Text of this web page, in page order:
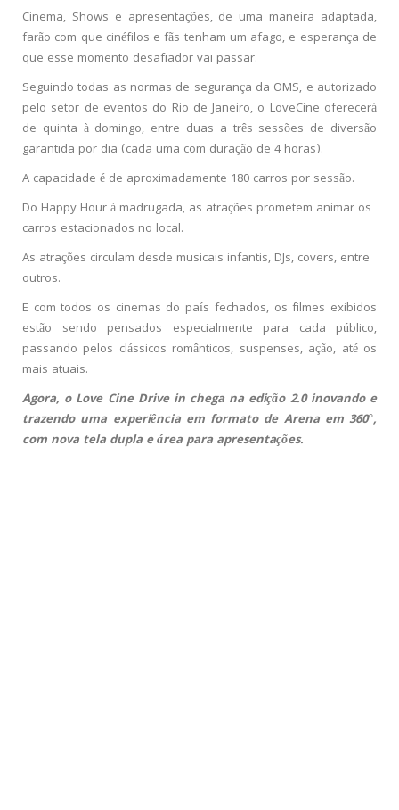
Cinema, Shows e apresentações, de uma maneira adaptada,
farão com que cinéfilos e fãs tenham um afago, e esperança de
que esse momento desafiador vai passar.
Seguindo todas as normas de segurança da OMS, e autorizado
pelo setor de eventos do Rio de Janeiro, o LoveCine oferecerá
de quinta à domingo, entre duas a três sessões de diversão
garantida por dia (cada uma com duração de 4 horas).
A capacidade é de aproximadamente 180 carros por sessão.
Do Happy Hour à madrugada, as atrações prometem animar os
carros estacionados no local.
As atrações circulam desde musicais infantis, DJs, covers, entre
outros.
E com todos os cinemas do país fechados, os filmes exibidos
estão sendo pensados especialmente para cada público,
passando pelos clássicos românticos, suspenses, ação, até os
mais atuais.
Agora, o Love Cine Drive in chega na edição 2.0 inovando e
trazendo uma experiência em formato de Arena em 360°,
com nova tela dupla e área para apresentações.